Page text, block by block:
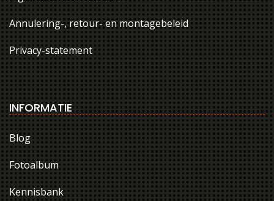
Annulering-, retour- en montagebeleid
Privacy-statement
INFORMATIE
Blog
Fotoalbum
Kennisbank